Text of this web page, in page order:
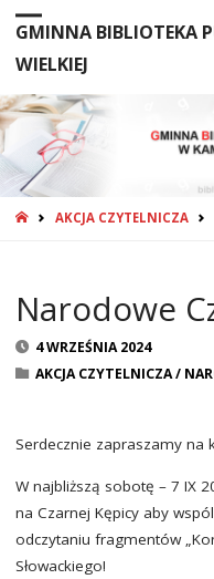
GMINNA BIBLIOTEKA
WIELKIEJ
STRONA
AKCJA CZYTELNICZA
Narodowe
4 WRZEŚNIA 2024
AKCJA CZYTELNICZA/
Serdecznie zapraszamy na
W najbliższą sobotę – 7 IX
na Czarnej Kępicy aby
odczytaniu fragmentów
Słowackiego!